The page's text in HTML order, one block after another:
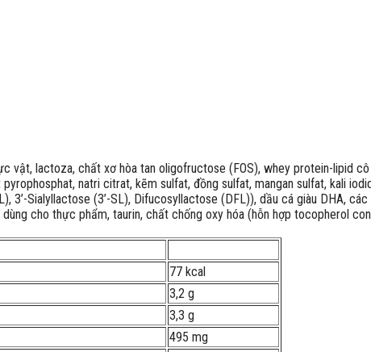
vật, lactoza, chất xơ hòa tan oligofructose (FOS), whey protein-lipid
natri citrat, kẽm sulfat, đồng sulfat, mangan sulfat, kali
3’-Sialyllactose (3’-SL), Difucosyllactose (DFL)), dầu cá giàu DHA,
cho thực phẩm, taurin, chất chống oxy hóa (hỗn hợp tocopherol
77 kcal
3,2 g
3,3 g
495 mg